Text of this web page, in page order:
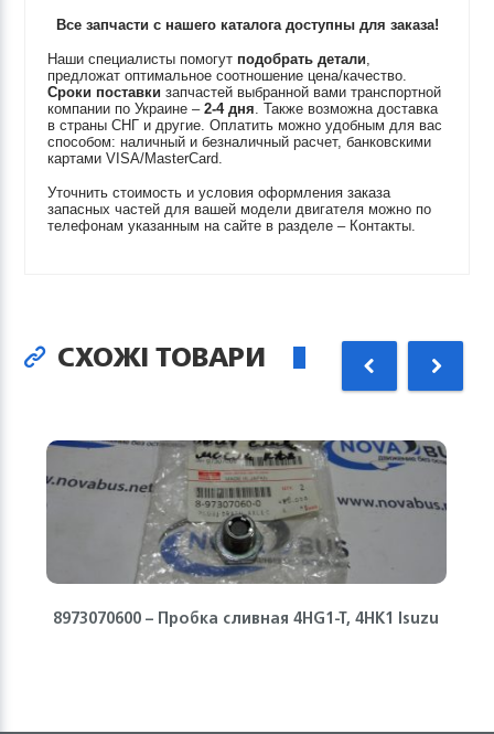
Все запчасти с нашего каталога доступны для заказа!
Наши специалисты помогут подобрать детали,
предложат оптимальное соотношение цена/качество.
Сроки поставки запчастей выбранной вами транспортной
компании по Украине –2-4 дня. Также возможна доставка
в страны СНГ и другие. Оплатить можно удобным для вас
способом: наличный и безналичный расчет, банковскими
картами VISA/MasterCard.
Уточнить стоимость и условия оформления заказа
запасных частей для вашей модели двигателя можно по
телефонам указанным на сайте в разделе – Контакты.
СХОЖІ ТОВАРИ
8973070600 – Пробка сливная 4HG1-T, 4HK1 Isuzu